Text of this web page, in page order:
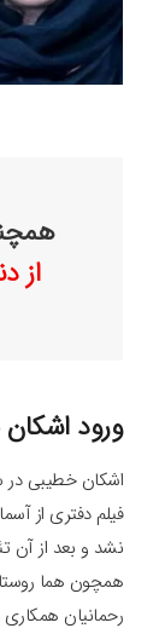
از
ورود
فیلم دفتری از
نشد و بعد از آن
همچون هما
رحمانیان